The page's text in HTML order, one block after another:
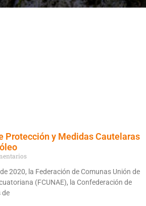
Protección y Medidas Cautelaras
2020, la Federación de Comunas Unión de
(FCUNAE), la Confederación de
de